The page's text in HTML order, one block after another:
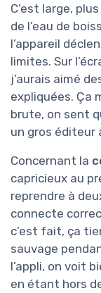
C’est large,
de l’eau de
l’appareil
limites. Sur
j’aurais aimé
expliquées. Ça
brute, on sent
un gros éditeur
Concernant la
capricieux au
reprendre à
connecte
c’est fait, ça
sauvage
l’appli, on voit
en étant hors